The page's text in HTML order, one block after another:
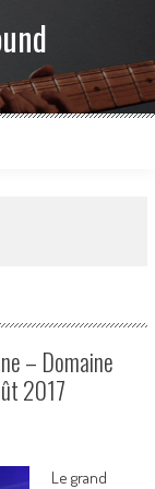
– Domaine
2017
Le grand